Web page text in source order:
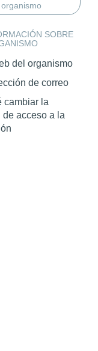
organismo
SOBRE
del organismo
de correo
cambiar la
de acceso a la